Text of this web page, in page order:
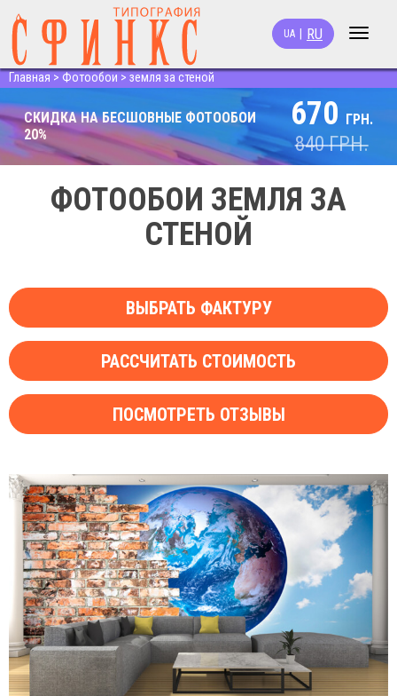
Toggle
UA RU
Главная > Фотообои > земля за стеной
СКИДКА НА БЕСШОВНЫЕ ФОТООБОИ
20%
670 ГРН.
840ГРН.
ФОТООБОИ ЗЕМЛЯ ЗА
СТЕНОЙ
ВЫБРАТЬ ФАКТУРУ
РАССЧИТАТЬ СТОИМОСТЬ
ПОСМОТРЕТЬ ОТЗЫВЫ